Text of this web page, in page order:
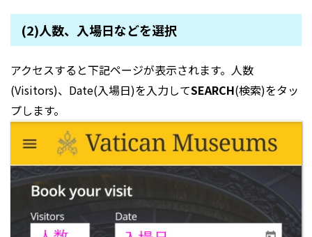
(2)人数、入場日などを選択
アクセスすると下記ページが表示されます。人数
(Visitors)、Date(入場日)を入力してSEARCH(検索)をタッ
プします。